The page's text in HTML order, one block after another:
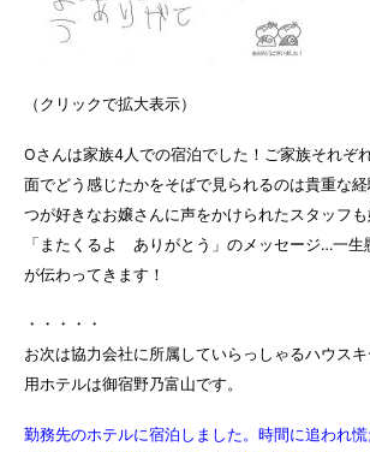
（クリックで拡大表示）
Oさんは家族4人での宿泊でした！ご家族それぞ
面でどう感じたかをそばで見られるのは貴重な
つが好きなお嬢さんに声をかけられたスタッフ
「またくるよ ありがとう」のメッセージ…一生
が伝わってきます！
・・・・・
お次は協力会社に所属していらっしゃるハウス
用ホテルは御宿野乃富山です。
勤務先のホテルに宿泊しました。 時間に追われ